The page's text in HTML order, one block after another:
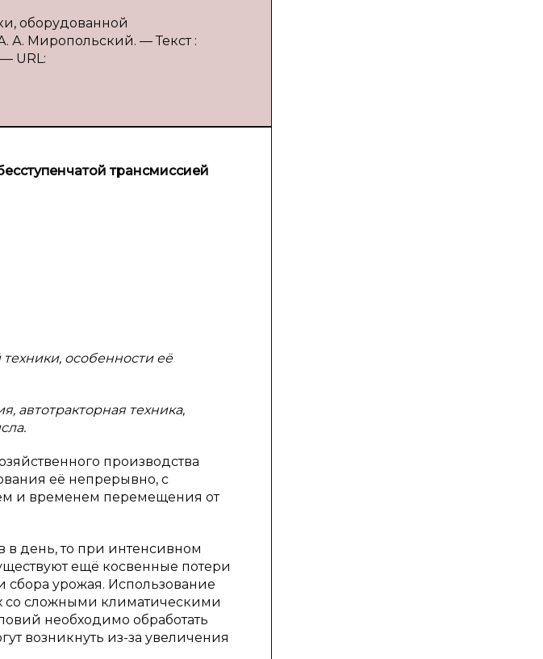
оборудованной
А. Миропольский. — Текст :
URL:
трансмиссией
особенности её
автотракторная техника,
производства
её непрерывно, с
и временем перемещения от
в день, то при интенсивном
ещё косвенные потери
урожая. Использование
со сложными климатическими
необходимо обработать
возникнуть из-за увеличения